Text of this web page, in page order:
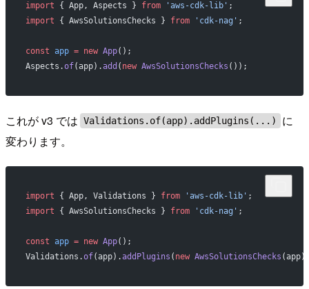
import { App, Aspects } from 'aws-cdk-lib' ;
import { AwsSolutionsChecks } from 'cdk-nag' ;
const app = new App();
Aspects.of(app).add ( new AwsSolutionsChecks ());
これが v3 では Validations.of(app).addPlugins(...)
に
変わります。
import { App, Validations } from 'aws-cdk-lib' ;
import { AwsSolutionsChecks } from 'cdk-nag' ;
const app = new App();
Validations.of(app).addPlugins ( new AwsSolutionsChecks